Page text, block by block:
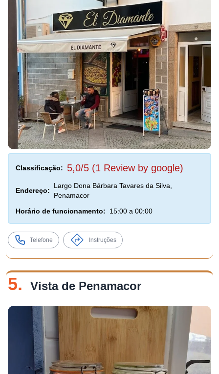
Classificação: 5,0/5 (1 Review by google)
Endereço:
Largo Dona Bárbara Tavares da Silva,
Penamacor
Horário de funcionamento:
15:00 a 00:00
Telefone Instruções
5. Vista de Penamacor